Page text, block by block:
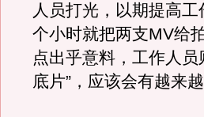
人员打光，以期提高
个小时就把两支MV给
点出乎意料，工作人
底片”，应该会有越来